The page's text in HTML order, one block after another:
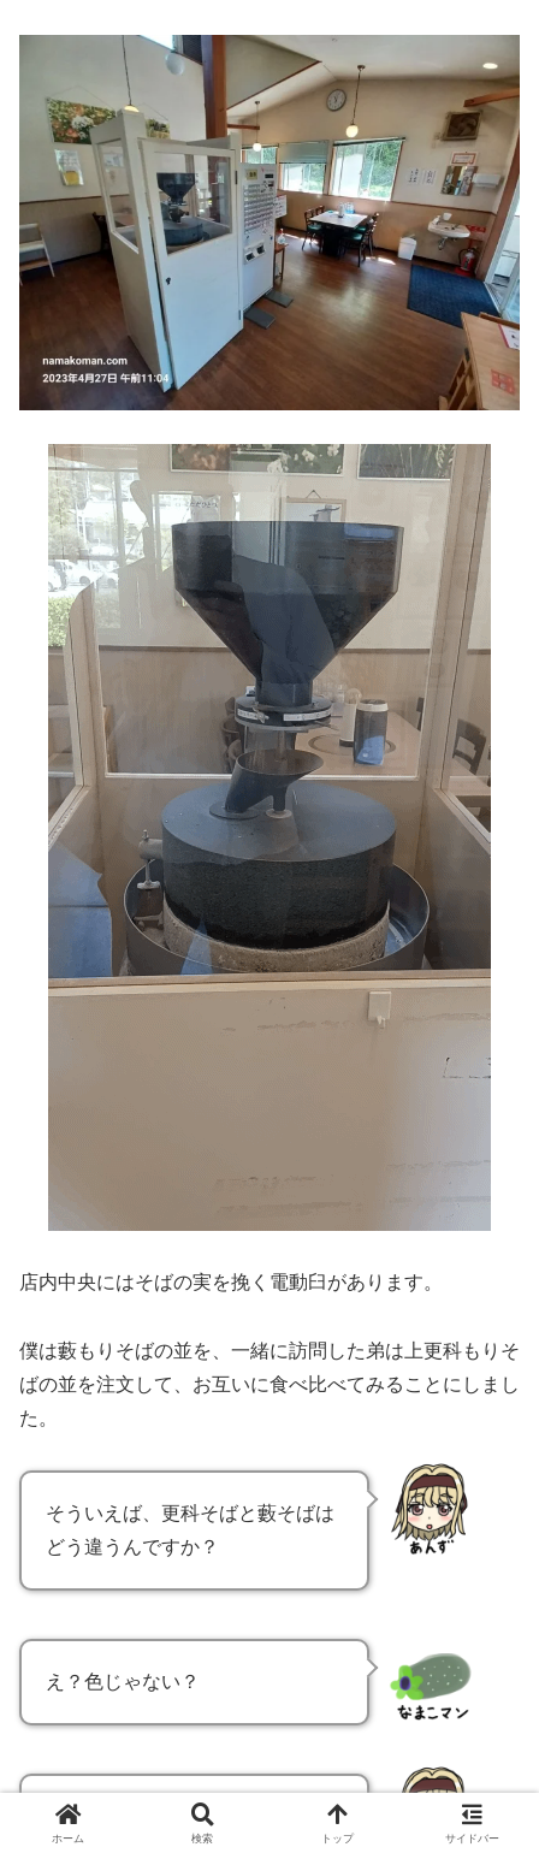
店内中央にはそばの実を挽く電動臼があります。
僕は藪もりそばの並を、一緒に訪問した弟は上更科もりそ
ばの並を注文して、お互いに食べ比べてみることにしまし
た。
そういえば、更科そばと藪そばは
どう違うんですか？
え？色じゃない？
それは見ればわかりますが…
ホーム 検索 トップ サイドバー